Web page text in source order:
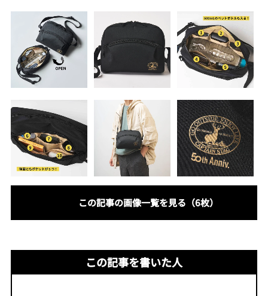
この記事の画像一覧を見る（6枚）
この記事を書いた人